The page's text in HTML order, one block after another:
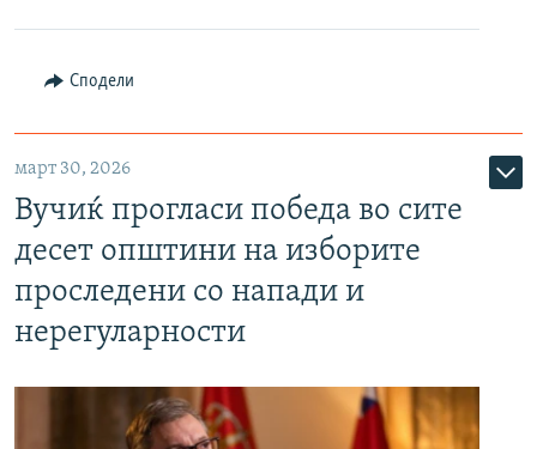
Сподели
март 30, 2026
Вучиќ прогласи победа во сите
десет општини на изборите
проследени со напади и
нерегуларности